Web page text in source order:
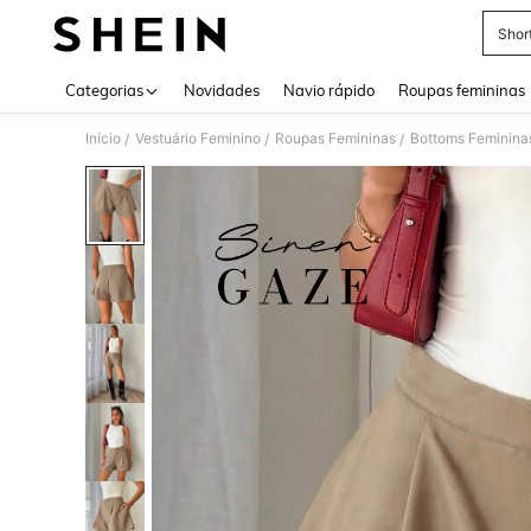
Categorias Novidades Navio rápido Roupas femininas
Início / Vestuário Feminino / Roupas Femininas / Bottoms